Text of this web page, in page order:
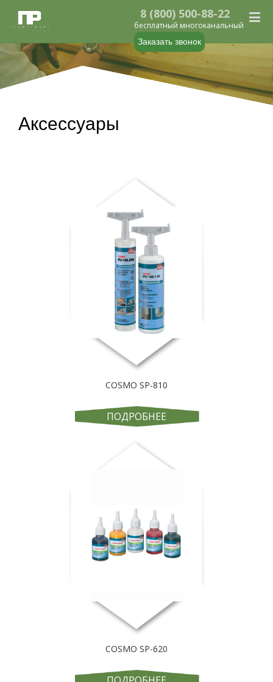
Заказать звонок
8 (800) 500-88-22
бесплатный многоканальный
Аксессуары
COSMO SP-810
ПОДРОБНЕЕ
COSMO SP-620